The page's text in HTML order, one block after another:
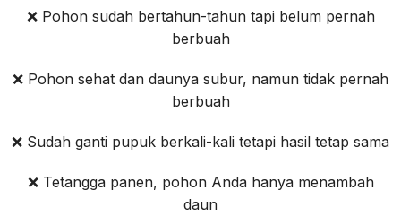
❌ Pohon sudah bertahun-tahun tapi belum pernah
berbuah
❌ Pohon sehat dan daunya subur, namun tidak pernah
berbuah
❌ Sudah ganti pupuk berkali-kali tetapi hasil tetap sama
❌ Tetangga panen, pohon Anda hanya menambah
daun